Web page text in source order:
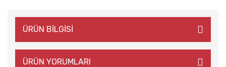
ÜRÜN BİLGİSİ
ÜRÜN YORUMLARI